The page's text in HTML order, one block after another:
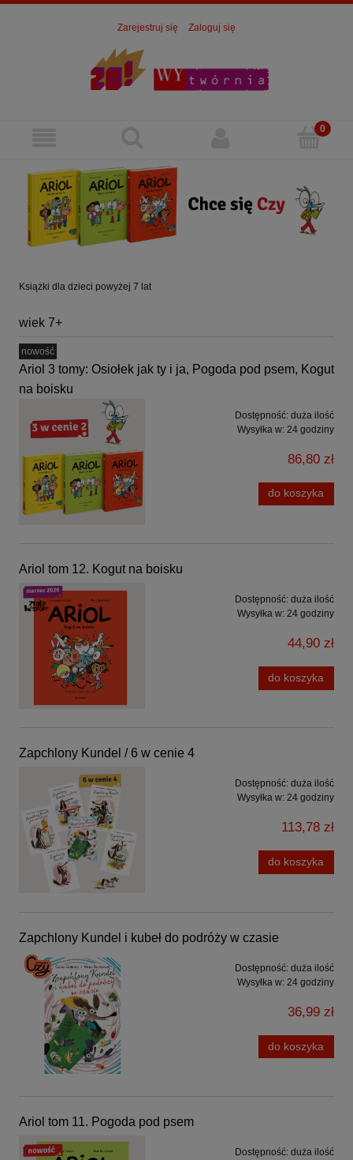
Zarejestruj się Zaloguj się
Książki dla dzieci powyżej 7 lat
wiek 7+
Ariol 3 tomy: Osiołek jak ty i ja, Pogoda pod psem, Kogut
na boisku
Dostępność: duża ilość
Wysyłka w: 24 godziny
86,80 zł
do koszyka
nowość
Ariol tom 12. Kogut na boisku
Dostępność: duża ilość
Wysyłka w: 24 godziny
44,90 zł
do koszyka
Zapchlony Kundel / 6 w cenie 4
Dostępność: duża ilość
Wysyłka w: 24 godziny
113,78 zł
do koszyka
Zapchlony Kundel i kubeł do podróży w czasie
Dostępność: duża ilość
Wysyłka w: 24 godziny
36,99 zł
do koszyka
Ariol tom 11. Pogoda pod psem
Dostępność: duża ilość